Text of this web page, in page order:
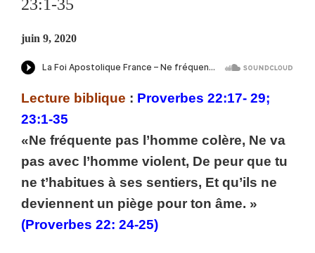
23:1-35
juin 9, 2020
Lecture biblique : Proverbes 22:17- 29;
23:1-35
«Ne fréquente pas l’homme colère, Ne va
pas avec l’homme violent, De peur que tu
ne t’habitues à ses sentiers, Et qu’ils ne
deviennent un piège pour ton âme. »
(Proverbes 22: 24-25)